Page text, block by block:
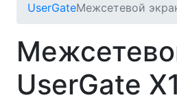
UserGateМежсетевой
UserGate X1